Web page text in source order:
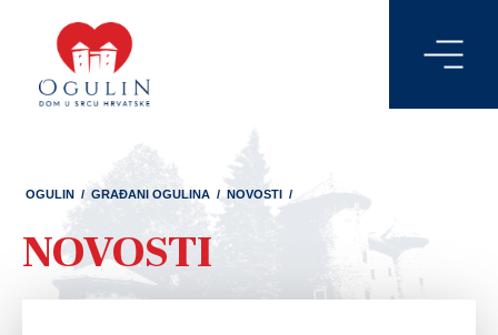
OGULIN / GRAĐANI OGULINA / NOVOSTI /
NOVOSTI